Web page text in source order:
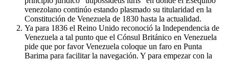
venezolano continúo estando plasmado su titularidad en la
Constitución de Venezuela de 1830 hasta la actualidad.
Ya para 1836 el Reino Unido reconoció la Independencia de
Venezuela a tal punto que el Cónsul Británico en Venezuela
pide que por favor Venezuela coloque un faro en Punta
Barima para facilitar la navegación. Y para empezar con la